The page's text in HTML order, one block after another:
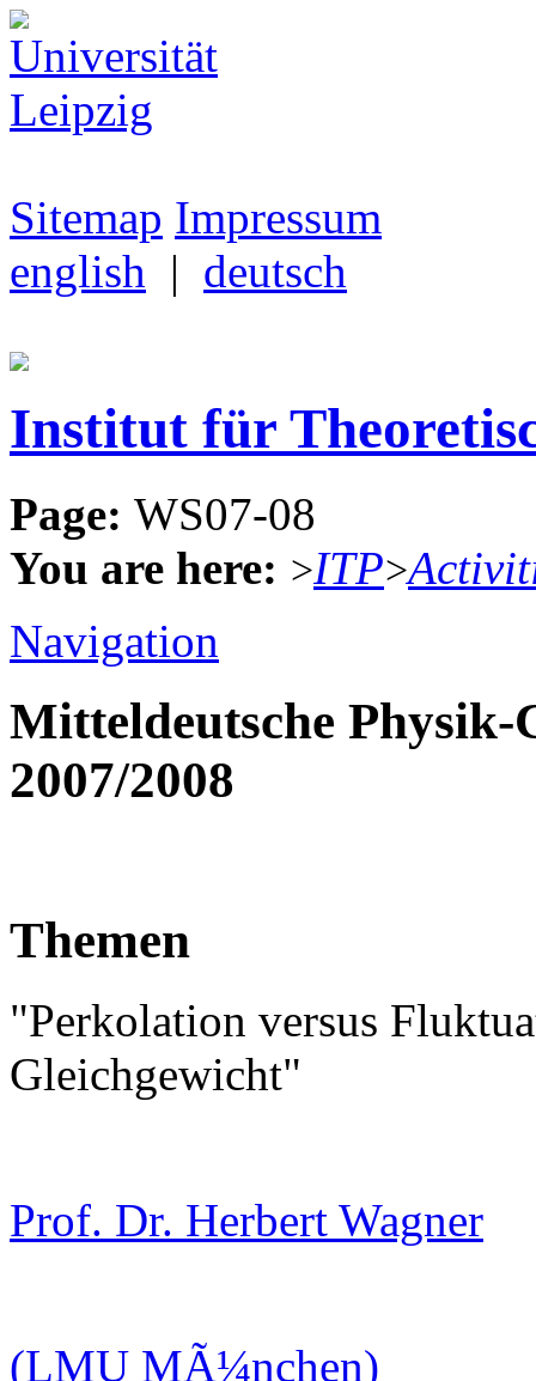
Sitemap Impressum
english | deutsch
Institut für
Page: WS07-08
You are here: >ITP>
Navigation
Mitteldeutsche Physik-
2007/2008
Themen
"Perkolation versus
Gleichgewicht"
Prof. Dr. Herbert Wagner
(LMU MÃ¼nchen)